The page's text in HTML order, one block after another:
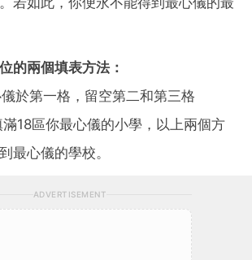
的兩個填表方法：
於第一格，留空第二和第三格
18區你最心儀的小學，以上兩個方
最心儀的學校。
ADVERTISEMENT